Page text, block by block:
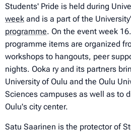
Students' Pride is held during
week and is a part of the
programme. On the event week
programme items are organized
workshops to hangouts, peer
nights. Ooka ry and its partners
University of Oulu and the Oulu
Sciences campuses as well as to
Oulu's city center.
Satu Saarinen is the protector of